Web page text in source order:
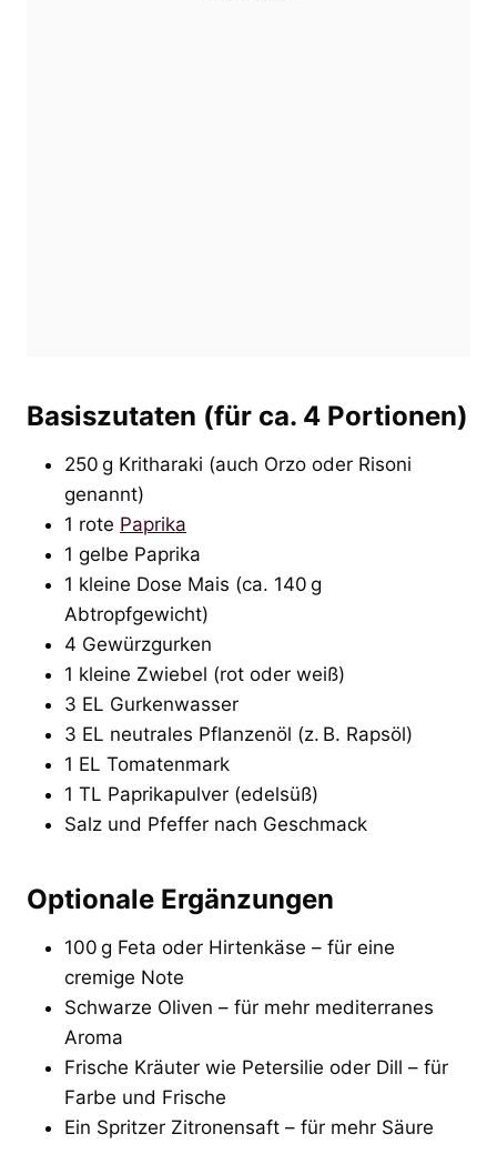
Basiszutaten (für ca. 4 Portionen)
250 g Kritharaki (auch Orzo oder Risoni
genannt)
1 rote Paprika
1 gelbe Paprika
1 kleine Dose Mais (ca. 140 g
Abtropfgewicht)
4 Gewürzgurken
1 kleine Zwiebel (rot oder weiß)
3 EL Gurkenwasser
3 EL neutrales Pflanzenöl (z. B. Rapsöl)
1 EL Tomatenmark
1 TL Paprikapulver (edelsüß)
Salz und Pfeffer nach Geschmack
Optionale Ergänzungen
100 g Feta oder Hirtenkäse – für eine
cremige Note
Schwarze Oliven – für mehr mediterranes
Aroma
Frische Kräuter wie Petersilie oder Dill – für
Farbe und Frische
Ein Spritzer Zitronensaft – für mehr Säure